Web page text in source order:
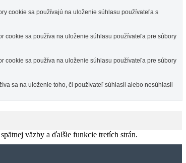
cookie sa používajú na uloženie súhlasu používateľa s
cookie sa používa na uloženie súhlasu používateľa pre súbory
cookie sa používa na uloženie súhlasu používateľa pre súbory
sa na uloženie toho, či používateľ súhlasil alebo nesúhlasil
väzby a ďalšie funkcie tretích strán.